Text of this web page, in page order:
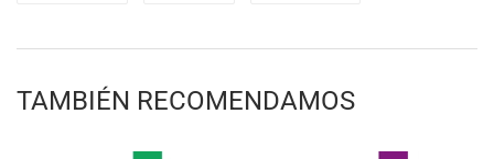
Facebook
Twitter
Pinterest
TAMBIÉN RECOMENDAMOS